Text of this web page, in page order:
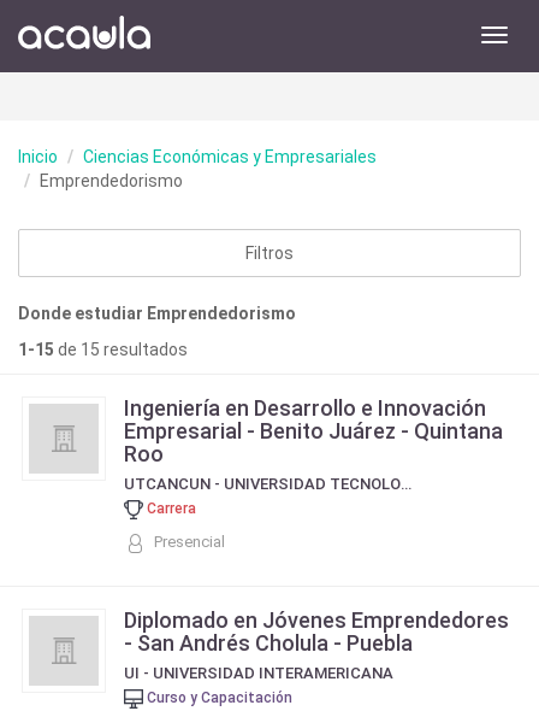
Inicio
Ciencias Económicas y Empresariales
Emprendedorismo
Filtros
Donde estudiar Emprendedorismo
1-15 de 15 resultados
Ingeniería en Desarrollo e Innovación
Empresarial - Benito Juárez - Quintana
Roo
UTCANCUN - UNIVERSIDAD TECNOLOGICA DE CANCUN
Carrera
Presencial
Diplomado en Jóvenes Emprendedores
- San Andrés Cholula - Puebla
UI - UNIVERSIDAD INTERAMERICANA
Curso y Capacitación